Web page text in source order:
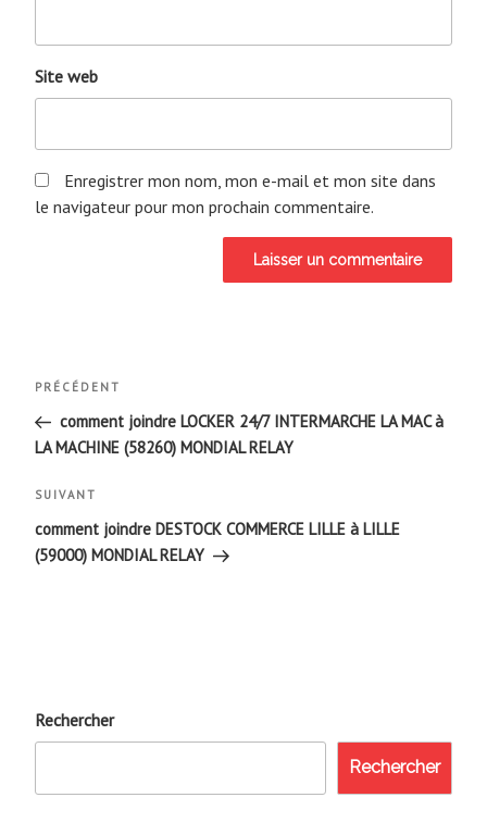
Site web
Enregistrer mon nom, mon e-mail et mon site dans
le navigateur pour mon prochain commentaire.
Navigation
de
l’article
Article
précédent
PRÉCÉDENT
comment joindre LOCKER 24/7 INTERMARCHE LA MAC à
LA MACHINE (58260) MONDIAL RELAY
Article
suivant
SUIVANT
comment joindre DESTOCK COMMERCE LILLE à LILLE
(59000) MONDIAL RELAY
Rechercher
Rechercher